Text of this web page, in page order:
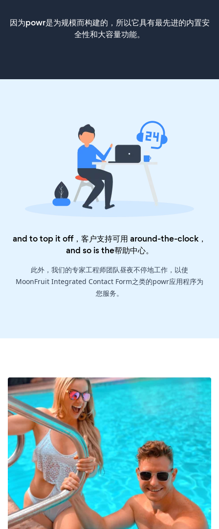
因为powr是为规模而构建的，所以它具有最先进的内置安
全性和大容量功能。
and to top it off，客户支持可用 around-the-clock，
and so is the帮助中心。
此外，我们的专家工程师团队昼夜不停地工作，以使
MoonFruit Integrated Contact Form之类的powr应用程序为
您服务。